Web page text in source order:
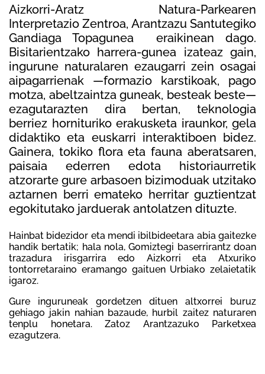
Aizkorri-Aratz Natura-Parkearen
Interpretazio Zentroa, Arantzazu Santutegiko
Gandiaga Topagunea eraikinean dago.
Bisitarientzako harrera-gunea izateaz gain,
ingurune naturalaren ezaugarri zein osagai
aipagarrienak —formazio karstikoak, pago
motza, abeltzaintza guneak, besteak beste—
ezagutarazten dira bertan, teknologia
berriez hornituriko erakusketa iraunkor, gela
didaktiko eta euskarri interaktiboen bidez.
Gainera, tokiko flora eta fauna aberatsaren,
paisaia ederren edota historiaurretik
atzorarte gure arbasoen bizimoduak utzitako
aztarnen berri emateko herritar guztientzat
egokitutako jarduerak antolatzen dituzte.
Hainbat bidezidor eta mendi ibilbideetara abia gaitezke
handik bertatik; hala nola, Gomiztegi baserrirantz doan
trazadura irisgarrira edo Aizkorri eta Atxuriko
tontorretaraino eramango gaituen Urbiako zelaietatik
igaroz.
Gure inguruneak gordetzen dituen altxorrei buruz
gehiago jakin nahian bazaude, hurbil zaitez naturaren
tenplu honetara. Zatoz Arantzazuko Parketxea
ezagutzera.